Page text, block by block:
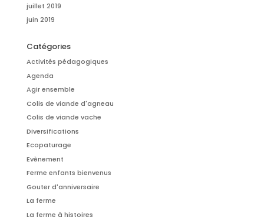
juillet 2019
juin 2019
Catégories
Activités pédagogiques
Agenda
Agir ensemble
Colis de viande d'agneau
Colis de viande vache
Diversifications
Ecopaturage
Evènement
Ferme enfants bienvenus
Gouter d'anniversaire
La ferme
La ferme à histoires